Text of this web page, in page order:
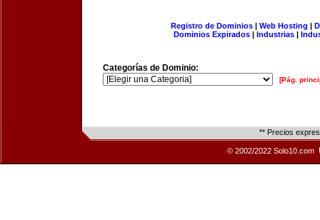
Registro de Dominios| Web Hosting |
Dominios Expirados | Industrias |
Categorías de Dominio:
[Pág.
** Precios
© 2002/2022 Solo10.com